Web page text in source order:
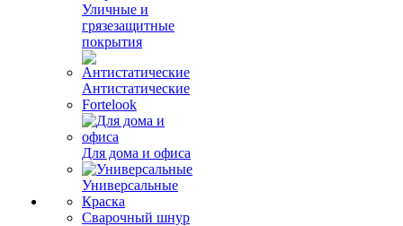
Уличные и
грязезащитные
покрытия
Антистатические
Fortelook
Для дома и офиса
Универсальные
Краска
Сварочный шнур